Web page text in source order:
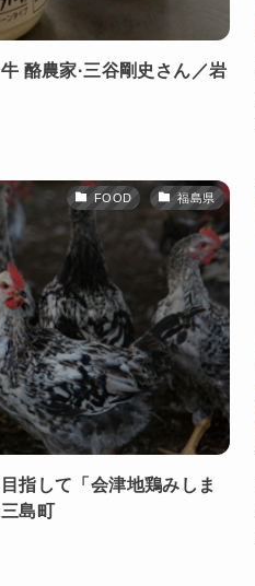
酪農家·三谷剛史さん／岩
FOOD 福島県
指して「会津地鶏みしま
島町